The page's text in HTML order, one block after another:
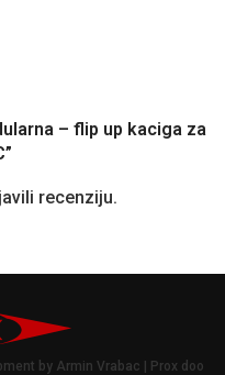
– flip up kaciga za
recenziju.
by Armin Vrabac | Prox doo